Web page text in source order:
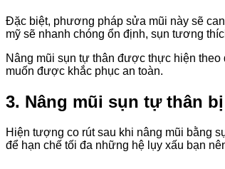
Đặc biệt, phương pháp sửa mũi này sẽ
mỹ sẽ nhanh chóng ổn định, sụn tương
Nâng mũi sụn tự thân được thực hiện
muốn được khắc phục an toàn.
3. Nâng mũi sụn tự thân
Hiện tượng co rút sau khi nâng mũi bằng
để hạn chế tối đa những hệ lụy xấu bạn